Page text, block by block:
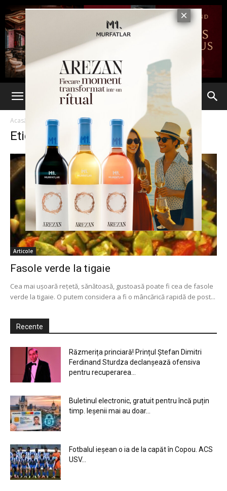
Acasă Etichete Fasole la tigaie
Etichetă: fasole la tigaie
Articole
Fasole verde la tigaie
Cea mai ușoară rețetă, sănătoasă, gustoasă poate fi cea de fasole
verde la tigaie. O putem considera a fi o mâncărică rapidă de post...
Recente
Răzmerița princiară! Prințul Ștefan Dimitri
Ferdinand Sturdza declanșează ofensiva
pentru recuperarea...
Buletinul electronic, gratuit pentru încă puțin
timp. Ieșenii mai au doar...
Fotbalul ieșean o ia de la capăt în Copou. ACS
USV...